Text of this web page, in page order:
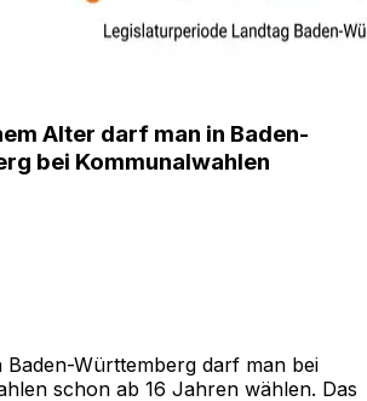
Alter darf man in Baden-
bei Kommunalwahlen
Baden-Württemberg darf man bei
schon ab 16 Jahren wählen. Das